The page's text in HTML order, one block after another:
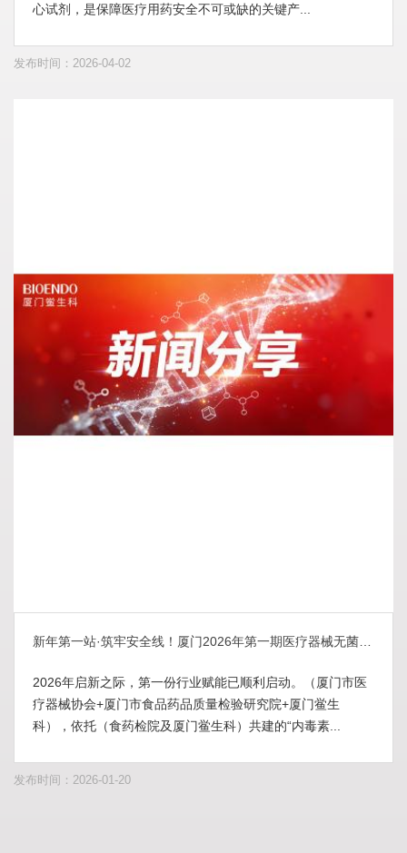
心试剂，是保障医疗用药安全不可或缺的关键产...
发布时间：2026-04-02
2026年启新之际，第一份行业赋能已顺利启动。（厦门市医
疗器械协会+厦门市食品药品质量检验研究院+厦门鲎生
科），依托（食药检院及厦门鲎生科）共建的“内毒素...
发布时间：2026-01-20